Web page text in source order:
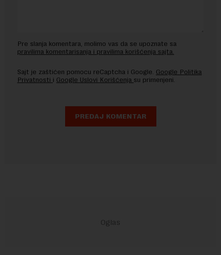
Pre slanja komentara, molimo vas da se upoznate sa
pravilima komentarisanja i pravilima korišćenja sajta.
Sajt je zaštićen pomocu reCaptcha i Google. Google Politika
Privatnosti i Google Uslovi Korišćenja su primenjeni.